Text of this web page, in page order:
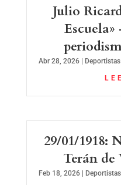
Julio
Abr 28, 2026
29/01/1918:
Terán de
Feb 18, 2026|